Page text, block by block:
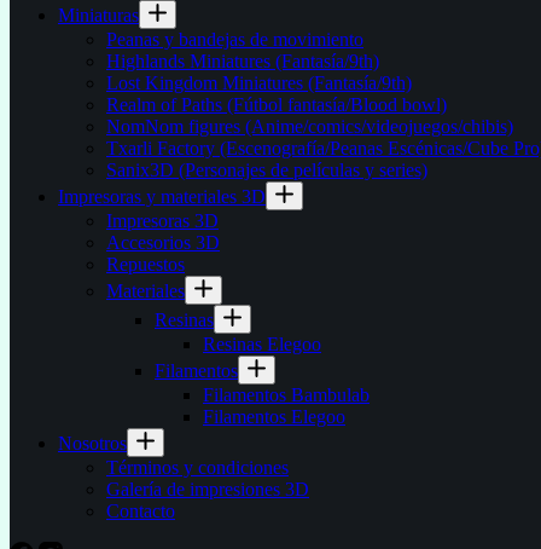
Miniaturas
Peanas y bandejas de movimiento
Highlands Miniatures (Fantasía/9th)
Lost Kingdom Miniatures (Fantasía/9th)
Realm of Paths (Fútbol fantasía/Blood bowl)
NomNom figures (Anime/comics/videojuegos/chibis)
Txarli Factory (Escenografía/Peanas Escénicas/Cube
Sanix3D (Personajes de películas y series)
Impresoras y materiales 3D
Impresoras 3D
Accesorios 3D
Repuestos
Materiales
Resinas
Resinas Elegoo
Filamentos
Filamentos Bambulab
Filamentos Elegoo
Nosotros
Términos y condiciones
Galería de impresiones 3D
Contacto